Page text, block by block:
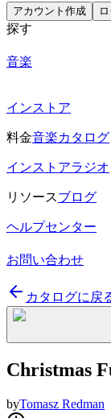
アカウント作成
探す
音楽
インストア
料金音楽カタログ
インストアラジオ
リソースブログ
ヘルプセンター
お問い合わせ
カタログに戻
Christmas
byTomasz Redman